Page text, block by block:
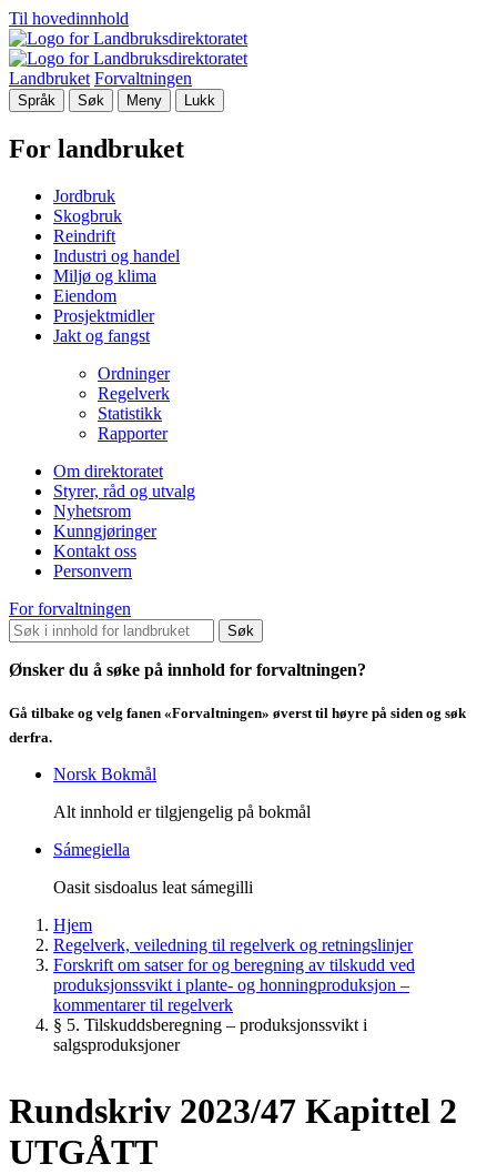
Til hovedinnhold
Landbruket Forvaltningen
Språk Søk Meny Lukk
For landbruket
Jordbruk
Skogbruk
Reindrift
Industri og handel
Miljø og klima
Eiendom
Prosjektmidler
Jakt og fangst
Ordninger
Regelverk
Statistikk
Rapporter
Om direktoratet
Styrer, råd og utvalg
Nyhetsrom
Kunngjøringer
Kontakt oss
Personvern
For forvaltningen
Søk
Ønsker du å søke på innhold for forvaltningen?
Gå tilbake og velg fanen «Forvaltningen» øverst til høyre på siden og søk
derfra.
Norsk Bokmål
Alt innhold er tilgjengelig på bokmål
Sámegiella
Oasit sisdoalus leat sámegilli
Hjem
Regelverk, veiledning til regelverk og retningslinjer
Forskrift om satser for og beregning av tilskudd ved
produksjonssvikt i plante- og honningproduksjon –
kommentarer til regelverk
§ 5. Tilskuddsberegning – produksjonssvikt i
salgsproduksjoner
Rundskriv 2023/47 Kapittel 2
UTGÅTT